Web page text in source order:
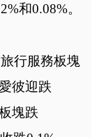
和0.08%。
行服務板塊
彼迎跌
塊跌